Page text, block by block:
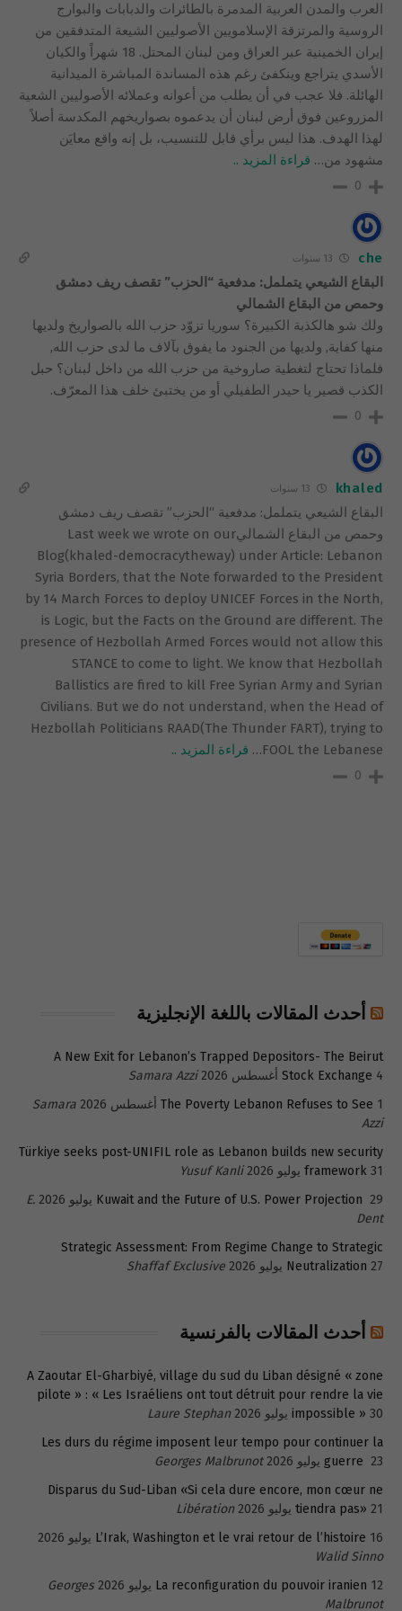
العرب والمدن العربية المدمرة بالطائرات والدبابات والبوارج
الروسية والمرتزقة الإسلامويين الأصوليين الشيعة المتدفقين من
إيران الخمينية عبر العراق ومن لبنان المحتل. 18 شهراً والكيان
الأسدي يتراجع وينكفئ رغم هذه المساندة المباشرة الميدانية
الهائلة. فلا عجب في أن يطلب من أعوانه وعملائه الأصوليين الشعية
المزروعين فوق أرض لبنان أن يدعموه بصواريخهم المكدسة أصلاً
لهذا الهدف. هذا ليس برأي قابل للتنسيب، بل إنه واقع معايَن
مشهود من… قراءة المزيد ..
0
che
البقاع الشيعي يتململ: مدفعية “الحزب” تقصف ريف دمشق
وحمص من البقاع الشمالي
ولك شو هالكذبة الكبيرة؟ سوريا تزوّد حزب الله بالصواريخ ولديها
منها كفاية, ولديها من الجنود ما يفوق بآلاف ما لدى حزب الله,
فلماذا تحتاج لتغطية صاروخية من حزب الله من داخل لبنان؟ حبل
الكذب قصير يا حيدر الطفيلي أو من يختبئ خلف هذا المعرّف.
0
khaled
البقاع الشيعي يتململ: مدفعية “الحزب” تقصف ريف دمشق
وحمص من البقاع الشماليLast week we wrote on our
Blog(khaled-democracytheway) under Article: Lebanon
Syria Borders, that the Note forwarded to the President
by 14 March Forces to deploy UNICEF Forces in the North,
is Logic, but the Facts on the Ground are different. The
presence of Hezbollah Armed Forces would not allow this
STANCE to come to light. We know that Hezbollah
Ballistics are fired to kill Free Syrian Army and Syrian
Civilians. But we do not understand, when the Head of
Hezbollah Politicians RAAD(The Thunder FART), trying to
FOOL the Lebanese
… قراءة المزيد ..
0
أحدث المقالات باللغة الإنجليزية
A New Exit for Lebanon’s Trapped Depositors- The Beirut
Stock Exchange 4 أغسطس 2026
Samara Azzi
The Poverty Lebanon Refuses to See 1 أغسطس 2026
Samara
Azzi
Türkiye seeks post-UNIFIL role as Lebanon builds new security
framework 31 يوليو 2026
Yusuf Kanli
Kuwait and the Future of U.S. Power Projection 29 يوليو 2026
E.
Dent
Strategic Assessment: From Regime Change to Strategic
Neutralization 27 يوليو 2026 Shaffaf Exclusive
أحدث المقالات بالفرنسية
A Zaoutar El-Gharbiyé, village du sud du Liban désigné « zone
pilote » : « Les Israéliens ont tout détruit pour rendre la vie
impossible » 30 يوليو 2026
Laure Stephan
Les durs du régime imposent leur tempo pour continuer la
guerre 23 يوليو 2026
Georges Malbrunot
Disparus du Sud-Liban «Si cela dure encore, mon cœur ne
tiendra pas» 21 يوليو 2026
Libération
L’Irak, Washington et le vrai retour de l’histoire 16 يوليو 2026
Walid Sinno
La reconfiguration du pouvoir iranien 12 يوليو 2026
Georges
Malbrunot